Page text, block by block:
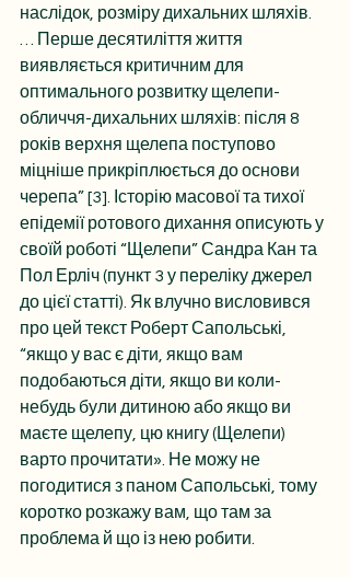
наслідок, розміру дихальних шляхів.
… Перше десятиліття життя
виявляється критичним для
оптимального розвитку щелепи-
обличчя-дихальних шляхів: після 8
років верхня щелепа поступово
міцніше прикріплюється до основи
черепа” [3]. Історію масової та тихої
епідемії ротового дихання описують у
своїй роботі “Щелепи” Сандра Кан та
Пол Ерліч (пункт 3 у переліку джерел
до цієї статті). Як влучно висловився
про цей текст Роберт Сапольські,
“якщо у вас є діти, якщо вам
подобаються діти, якщо ви коли-
небудь були дитиною або якщо ви
маєте щелепу, цю книгу (Щелепи)
варто прочитати». Не можу не
погодитися з паном Сапольські, тому
коротко розкажу вам, що там за
проблема й що із нею робити.